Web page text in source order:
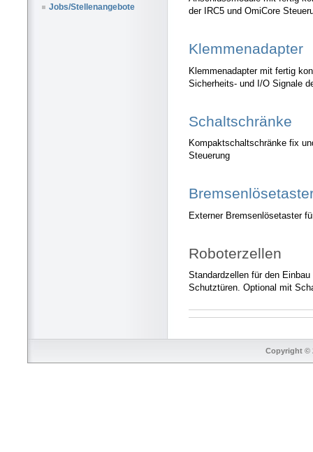
Jobs/Stellenangebote
der IRC5 und OmiCore
Klemmenadapter
Klemmenadapter mit fertig
Sicherheits- und I/O Signale
Schaltschränke
Kompaktschaltschränke fix
Steuerung
Externer Bremsenlösetaster
Roboterzellen
Standardzellen für den
Schutztüren. Optional mit
Copyright ©